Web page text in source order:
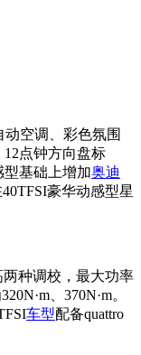
动空调、彩色氛围
点钟方向盘标
型基础上增加奥迪
豪华动感型星
种调校，最大功率
、370N·m。
车型配备quattro